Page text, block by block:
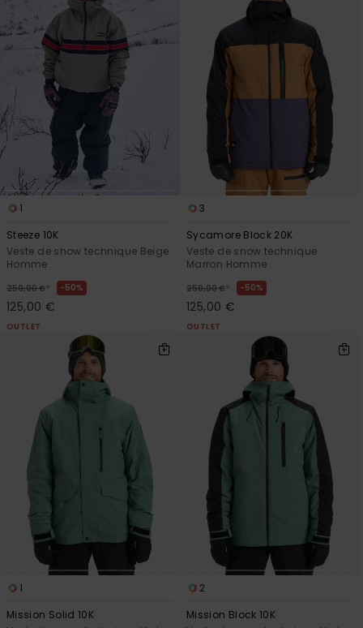
1
Steeze 10K
Veste de snow technique Beige
Homme
250,00 € * 50%
125,00 €
OUTLET
3
Sycamore Block 20K
Veste de snow technique
Marron Homme
250,00 € * 50%
125,00 €
OUTLET
1
Mission Solid 10K
2
Mission Block 10K